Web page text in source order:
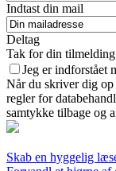
Indtast din mail
Deltag
Tak for din tilmelding
Jeg er indforstået
Når du skriver dig op
regler for
samtykke tilbage og
Skab en hyggelig